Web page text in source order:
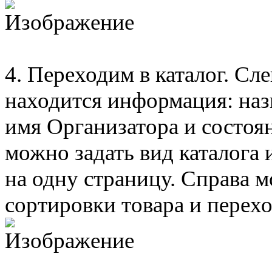
4. Переходим в каталог.
находится информация:
имя Организатора и
можно задать вид
на одну страницу. Справа
сортировки товара и